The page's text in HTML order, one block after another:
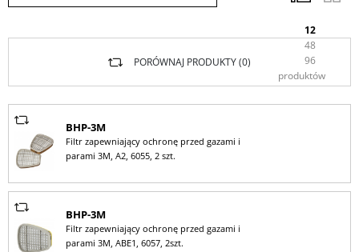
12
48
96
produktów
PORÓWNAJ PRODUKTY (0)
BHP-3M
Filtr zapewniający ochronę przed gazami i
parami 3M, A2, 6055, 2 szt.
BHP-3M
Filtr zapewniający ochronę przed gazami i
parami 3M, ABE1, 6057, 2szt.